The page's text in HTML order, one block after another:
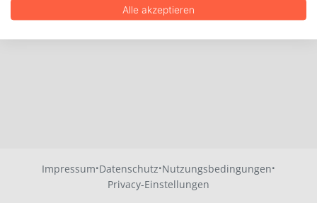
Impressum·Datenschutz·Nutzungsbedingungen·
Privacy-Einstellungen
Alle akzeptieren